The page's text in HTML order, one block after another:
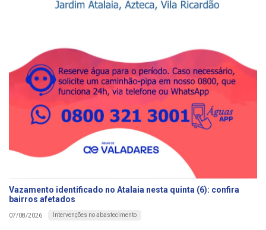
Vazamento identificado no Atalaia nesta quinta (6): confira
bairros afetados
07/08/2026 Intervenções no abastecimento